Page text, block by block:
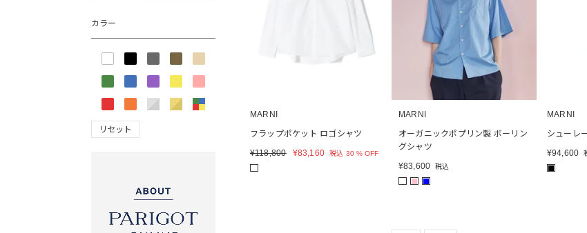
カラー
リセット
MARNI
フラップポケット ロゴシャツ
¥118,800 ¥83,160 税込 30 % OFF
MARNI
オーガニックポプリン製 ボーリン
グシャツ
¥83,600 税込
■ ■
MARNI
シューレ
¥94,600
■